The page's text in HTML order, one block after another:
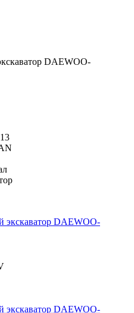
DAEWOO-